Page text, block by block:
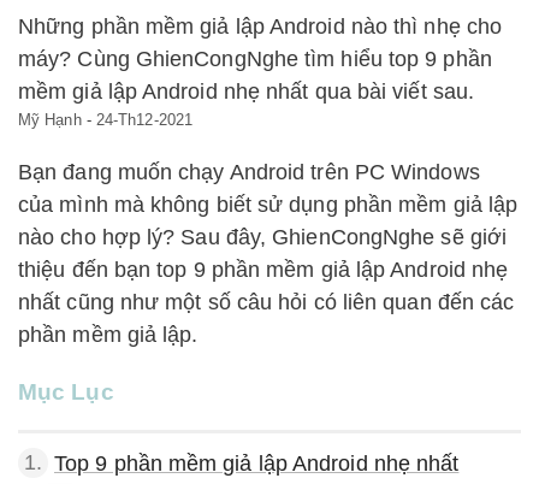
Những phần mềm giả lập Android nào thì nhẹ cho
máy? Cùng GhienCongNghe tìm hiểu top 9 phần
mềm giả lập Android nhẹ nhất qua bài viết sau.
Mỹ Hạnh- 24-Th12-2021
Bạn đang muốn chạy Android trên PC Windows
của mình mà không biết sử dụng phần mềm giả lập
nào cho hợp lý? Sau đây, GhienCongNghe sẽ giới
thiệu đến bạn top 9 phần mềm giả lập Android nhẹ
nhất cũng như một số câu hỏi có liên quan đến các
phần mềm giả lập.
Mục Lục
1. Top 9 phần mềm giả lập Android nhẹ nhất